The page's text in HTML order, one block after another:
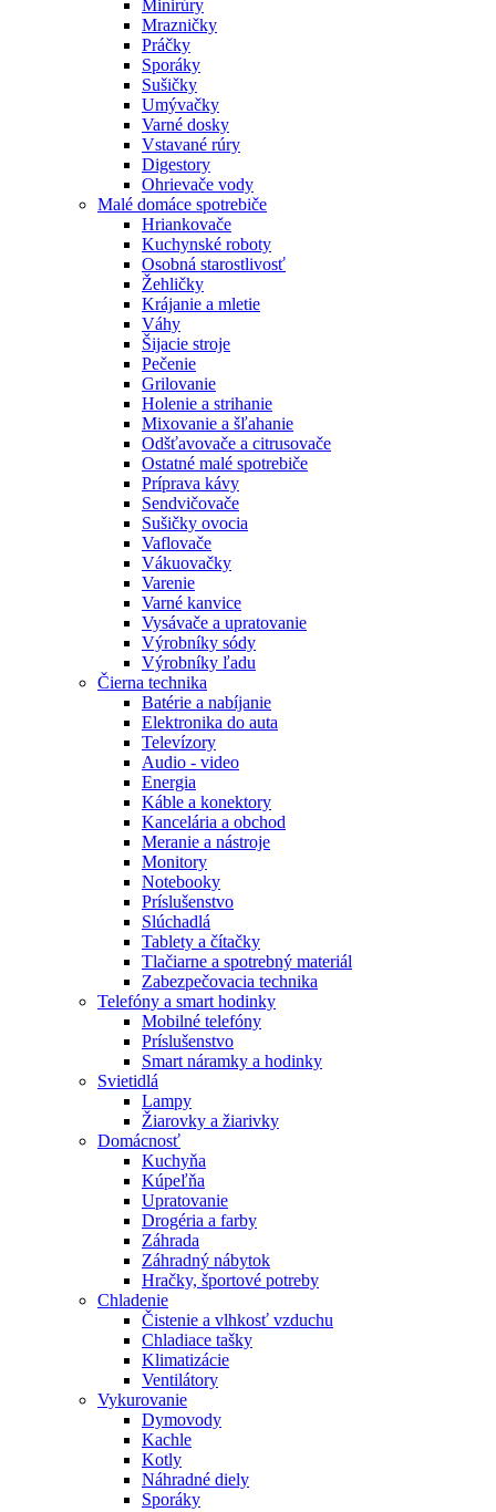
Minirúry
Mrazničky
Práčky
Sporáky
Sušičky
Umývačky
Varné dosky
Vstavané rúry
Digestory
Ohrievače vody
Malé domáce spotrebiče
Hriankovače
Kuchynské roboty
Osobná starostlivosť
Žehličky
Krájanie a mletie
Váhy
Šijacie stroje
Pečenie
Grilovanie
Holenie a strihanie
Mixovanie a šľahanie
Odšťavovače a citrusovače
Ostatné malé spotrebiče
Príprava kávy
Sendvičovače
Sušičky ovocia
Vaflovače
Vákuovačky
Varenie
Varné kanvice
Vysávače a upratovanie
Výrobníky sódy
Výrobníky ľadu
Čierna technika
Batérie a nabíjanie
Elektronika do auta
Televízory
Audio - video
Energia
Káble a konektory
Kancelária a obchod
Meranie a nástroje
Monitory
Notebooky
Príslušenstvo
Slúchadlá
Tablety a čítačky
Tlačiarne a spotrebný materiál
Zabezpečovacia technika
Telefóny a smart hodinky
Mobilné telefóny
Príslušenstvo
Smart náramky a hodinky
Svietidlá
Lampy
Žiarovky a žiarivky
Domácnosť
Kuchyňa
Kúpeľňa
Upratovanie
Drogéria a farby
Záhrada
Záhradný nábytok
Hračky, športové potreby
Chladenie
Čistenie a vlhkosť vzduchu
Chladiace tašky
Klimatizácie
Ventilátory
Vykurovanie
Dymovody
Kachle
Kotly
Náhradné diely
Sporáky